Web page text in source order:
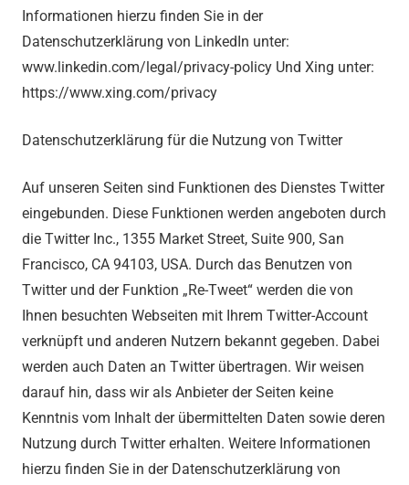
Informationen hierzu finden Sie in der
Datenschutzerklärung von LinkedIn unter:
www.linkedin.com/legal/privacy-policy Und Xing unter:
https://www.xing.com/privacy
Datenschutzerklärung für die Nutzung von Twitter
Auf unseren Seiten sind Funktionen des Dienstes Twitter
eingebunden. Diese Funktionen werden angeboten durch
die Twitter Inc., 1355 Market Street, Suite 900, San
Francisco, CA 94103, USA. Durch das Benutzen von
Twitter und der Funktion „Re-Tweet“ werden die von
Ihnen besuchten Webseiten mit Ihrem Twitter-Account
verknüpft und anderen Nutzern bekannt gegeben. Dabei
werden auch Daten an Twitter übertragen. Wir weisen
darauf hin, dass wir als Anbieter der Seiten keine
Kenntnis vom Inhalt der übermittelten Daten sowie deren
Nutzung durch Twitter erhalten. Weitere Informationen
hierzu finden Sie in der Datenschutzerklärung von